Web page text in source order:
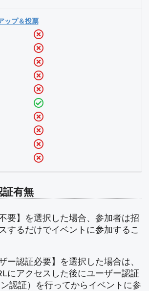
ップ＆投票
有無
要】を選択した場合、参加者は招
するだけでイベントに参加するこ
ー認証必要】を選択した場合は、
にアクセスした後にユーザー認証
ン認証）を行ってからイベントに参